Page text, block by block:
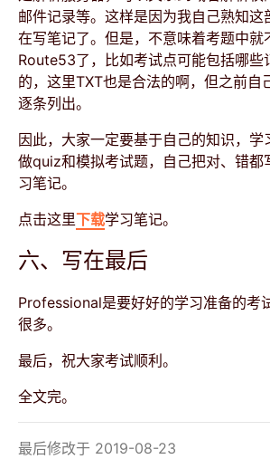
邮件记录等。这样是因为我自己熟知这
在写笔记了。但是，不意味着考题中就
Route53了，比如考试点可能包括哪些
的，这里TXT也是合法的啊，但之前自
逐条列出。
因此，大家一定要基于自己的知识，学
做quiz和模拟考试题，自己把对、错都
习笔记。
点击这里下载学习笔记。
六、写在最后
Professional是要好好的学习准备的考
很多。
最后，祝大家考试顺利。
全文完。
最后修改于 2019-08-23